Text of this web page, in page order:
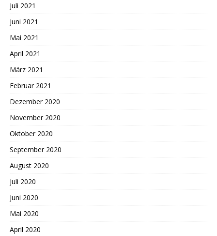
Juli 2021
Juni 2021
Mai 2021
April 2021
März 2021
Februar 2021
Dezember 2020
November 2020
Oktober 2020
September 2020
August 2020
Juli 2020
Juni 2020
Mai 2020
April 2020